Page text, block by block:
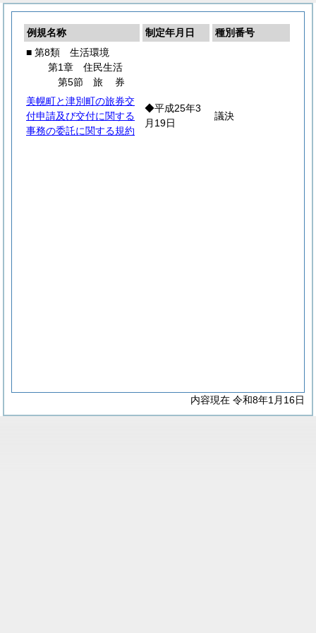
例規名称 制定年月日
種別番号
■ 第8類 生活環境
第1章 住民生活
第5節 旅 券
美幌町と津別町の旅券交
付申請及び交付に関する
事務の委託に関する規約
◆平成25年3
月19日
議決
内容現在 令和8年1月16日